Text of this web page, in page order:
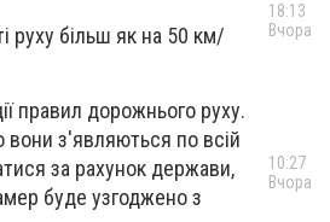
руху більш як на 50 км/
правил дорожнього руху.
вони з'являються по всій
за рахунок держави,
буде узгоджено з
18:13
Вчора
10:27
Вчора